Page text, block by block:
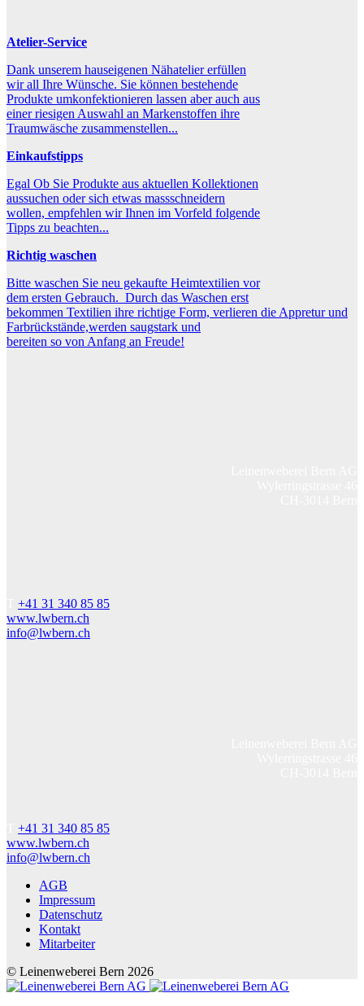
Atelier-Service
Dank unserem hauseigenen Nähatelier erfüllen
wir all Ihre Wünsche. Sie können bestehende
Produkte umkonfektionieren lassen aber auch aus
einer riesigen Auswahl an Markenstoffen ihre
Traumwäsche zusammenstellen...
Einkaufstipps
Egal Ob Sie Produkte aus aktuellen Kollektionen
aussuchen oder sich etwas massschneidern
wollen, empfehlen wir Ihnen im Vorfeld folgende
Tipps zu beachten...
Richtig waschen
Bitte waschen Sie neu gekaufte Heimtextilien vor
dem ersten Gebrauch. Durch das Waschen erst
bekommen Textilien ihre richtige Form, verlieren die Appretur und
Farbrückstände,werden saugstark und
bereiten so von Anfang an Freude!
+41 31 340 85 85
www.lwbern.ch
info@lwbern.ch
+41 31 340 85 85
www.lwbern.ch
info@lwbern.ch
AGB
Impressum
Datenschutz
Kontakt
Mitarbeiter
© Leinenweberei Bern 2026